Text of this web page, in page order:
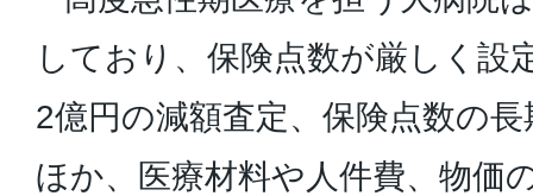
しており、保険点数が厳しく設
2億円の減額査定、保険点数の
ほか、医療材料や人件費、物価